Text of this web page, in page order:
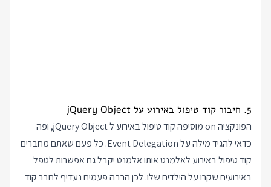
5. חיבור קוד טיפול באירוע על jQuery Object
הפונקציה on מוסיפה קוד טיפול באירוע ל jQuery Object, ופה
כדאי להגיד מילה על Event Delegation. כל פעם שאתם מחברים
קוד טיפול באירוע לאלמנט אותו אלמנט יקבל גם אפשרות לטפל
באירועים שקרו על הילדים שלו. לכן הרבה פעמים נעדיף לחבר קוד